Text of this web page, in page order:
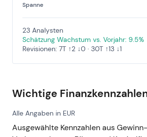
Spanne
23 Analysten
Schätzung Wachstum vs. Vorjahr: 9.5%
Revisionen: 7T ↑2 ↓0 · 30T ↑13 ↓1
Wichtige
Alle Angaben in EUR
Ausgewählte Kennzahlen aus